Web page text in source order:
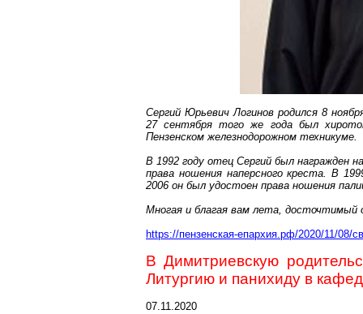
Сергий Юрьевич Логинов родился 8
27 сентября того же года был
Пензенском железнодорожном техникуме.
В 1992 году отец Сергий был награжден
права ношения наперсного креста. В
2006 он был удостоен права ношения
Многая и благая вам лета, досточтимый
https://пензенская-епархия.рф/2020/11/08/
ВДимитриевскую
Литургию и панихиду в
07.11.2020